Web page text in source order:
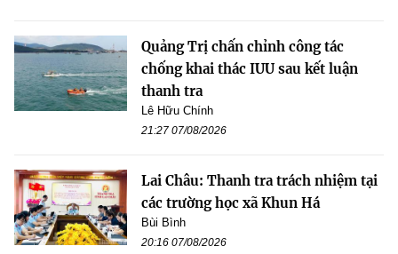
Quảng Trị chấn chỉnh công tác
chống khai thác IUU sau kết luận
thanh tra
Lê Hữu Chính
21:27 07/08/2026
Lai Châu: Thanh tra trách nhiệm tại
các trường học xã Khun Há
Bùi Bình
20:16 07/08/2026